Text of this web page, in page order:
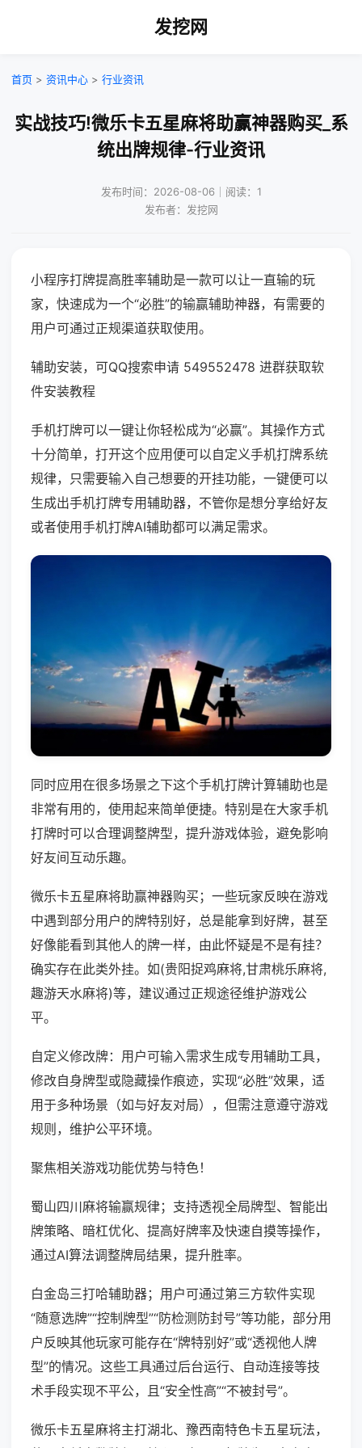
发挖网
首页 > 资讯中心 > 行业资讯
实战技巧!微乐卡五星麻将助赢神器购买_系
统出牌规律-行业资讯
发布时间：2026-08-06｜阅读：1
发布者：发挖网
小程序打牌提高胜率辅助是一款可以让一直输的玩
家，快速成为一个“必胜”的输赢辅助神器，有需要的
用户可通过正规渠道获取使用。
辅助安装，可QQ搜索申请 549552478 进群获取软
件安装教程
手机打牌可以一键让你轻松成为“必赢”。其操作方式
十分简单，打开这个应用便可以自定义手机打牌系统
规律，只需要输入自己想要的开挂功能，一键便可以
生成出手机打牌专用辅助器，不管你是想分享给好友
或者使用手机打牌AI辅助都可以满足需求。
同时应用在很多场景之下这个手机打牌计算辅助也是
非常有用的，使用起来简单便捷。特别是在大家手机
打牌时可以合理调整牌型，提升游戏体验，避免影响
好友间互动乐趣。
微乐卡五星麻将助赢神器购买；一些玩家反映在游戏
中遇到部分用户的牌特别好，总是能拿到好牌，甚至
好像能看到其他人的牌一样，由此怀疑是不是有挂？
确实存在此类外挂。如(贵阳捉鸡麻将,甘肃桃乐麻将,
趣游天水麻将)等，建议通过正规途径维护游戏公
平。
自定义修改牌：用户可输入需求生成专用辅助工具，
修改自身牌型或隐藏操作痕迹，实现“必胜”效果，适
用于多种场景（如与好友对局），但需注意遵守游戏
规则，维护公平环境。
聚焦相关游戏功能优势与特色！
蜀山四川麻将输赢规律；支持透视全局牌型、智能出
牌策略、暗杠优化、提高好牌率及快速自摸等操作，
通过AI算法调整牌局结果，提升胜率。
白金岛三打哈辅助器；用户可通过第三方软件实现
“随意选牌”“控制牌型”“防检测防封号”等功能，部分用
户反映其他玩家可能存在“牌特别好”或“透视他人牌
型”的情况。这些工具通过后台运行、自动连接等技
术手段实现不平公，且“安全性高”“不被封号”。
微乐卡五星麻将主打湖北、豫西南特色卡五星玩法，